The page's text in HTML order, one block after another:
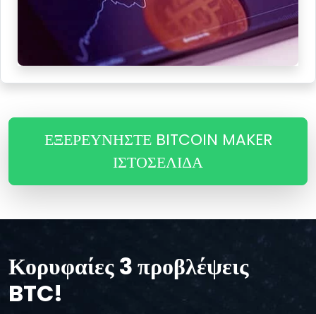
ΕΞΕΡΕΥΝΗΣΤΕ BITCOIN MAKER
ΙΣΤΟΣΕΛΊΔΑ
Κορυφαίες 3 προβλέψεις
BTC!